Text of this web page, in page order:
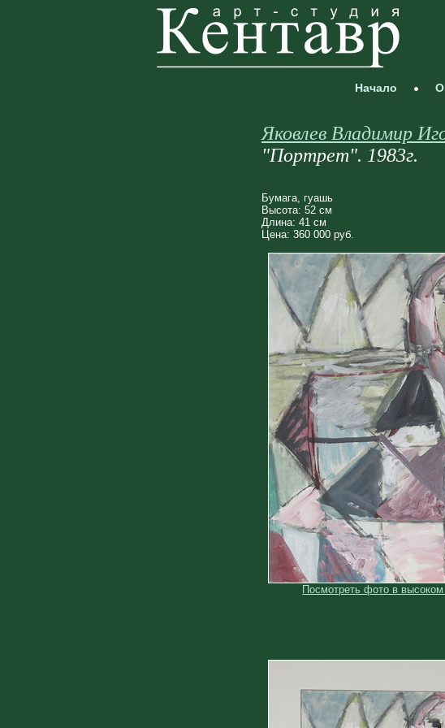
Начало О
Яковлев Владимир
"Портрет". 1983г.
Бумага, гуашь
Высота: 52 см
Длина: 41 см
Цена: 360 000 руб.
Посмотреть фото в